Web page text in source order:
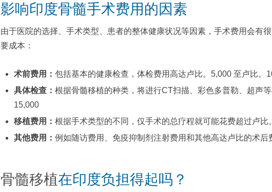
影响印度骨髓手术费用的因素
由于医院的选择、手术类型、患者的整体健康状况等因素，手术费用会有
要成本：
术前费用： 包括基本的健康检查，体检费用高达卢比。5,000 至卢比。
具体检查： 根据骨髓移植的种类，将进行CT扫描、彩色多普勒、超声
15,000
移植费用： 根据手术类型的不同，仅手术的总疗程就可能花费超过卢比
其他费用： 例如随访费用、免疫抑制剂注射费用和其他高达卢比的术后
骨髓移植在印度负担得起吗？